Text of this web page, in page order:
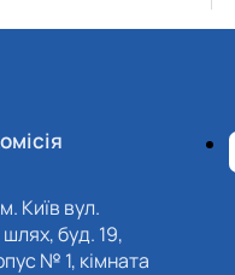
Київ вул.
шлях, буд. 19,
№ 1, кімната